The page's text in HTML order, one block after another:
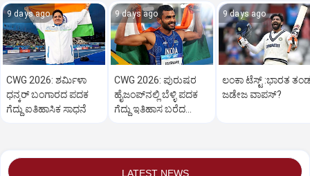
9 days ago
CWG 2026: ಶರ್ಮಿಳಾ
ಧನ್ಕರ್ ಬಂಗಾರದ ಪದಕ
ಗೆದ್ದು ಐತಿಹಾಸಿಕ ಸಾಧನೆ
9 days ago
CWG 2026: ಪುರುಷರ
ಹೈಜಂಪ್‌ನಲ್ಲಿ ಬೆಳ್ಳಿ ಪದಕ
ಗೆದ್ದು ಇತಿಹಾಸ ಬರೆದ
9 days ago
ಲಂಕಾ ಟೆಸ್ಟ್‌ :ಭಾರತ
ಜಡೇಜ ವಾಪಸ್‌?
LATEST NEWS